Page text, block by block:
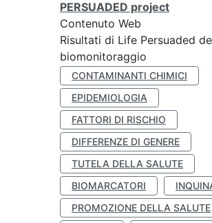
PERSUADED project
Contenuto Web
Risultati di Life Persuaded
biomonitoraggio
CONTAMINANTI CHIMICI
EPIDEMIOLOGIA
FATTORI DI RISCHIO
DIFFERENZE DI GENERE
TUTELA DELLA SALUTE
BIOMARCATORI
PROMOZIONE DELLA SALUTE